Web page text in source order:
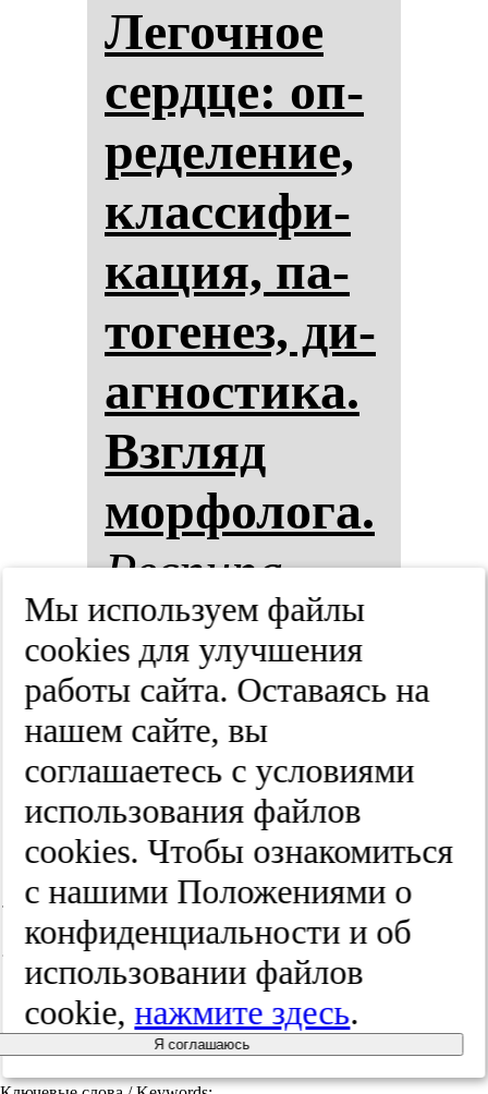
Ле­гоч­ное
сер­дце: оп­
ре­де­ле­ние,
клас­си­фи­
ка­ция, па­
то­ге­нез, ди­
аг­нос­ти­ка.
Взгляд
мор­фо­ло­га.
Рес­пи­ра­
тор­ная ме­
ди­ци­на.
2025;(3):60-64
Резюме /
Abstract:
Мы используем файлы
cооkies для улучшения
работы сайта. Оставаясь на
нашем сайте, вы
соглашаетесь с условиями
использования файлов
cооkies. Чтобы ознакомиться
с нашими Положениями о
конфиденциальности и об
использовании файлов
cookie,нажмите здесь.
Я соглашаюсь